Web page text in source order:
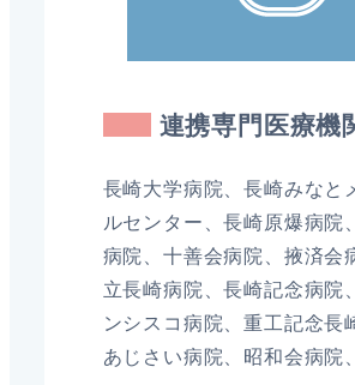
連携専門医療機
長崎大学病院、長崎みなと
ルセンター、長崎原爆病院
病院、十善会病院、掖済会
立長崎病院、長崎記念病院
ンシスコ病院、重工記念長
あじさい病院、昭和会病院